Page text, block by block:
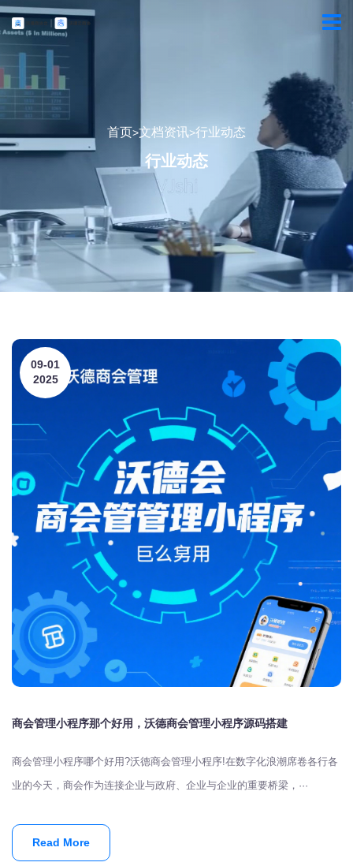
首页>文档资讯>行业动态
行业动态
09-01
2025
商会管理小程序那个好用，沃德商会管理小程序源码搭建
商会管理小程序哪个好用?沃德商会管理小程序!在数字化浪潮席卷各行各
业的今天，商会作为连接企业与政府、企业与企业的重要桥梁，···
Read More